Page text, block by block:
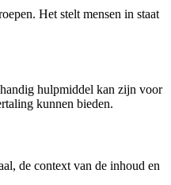
Het stelt mensen in staat
hulpmiddel kan zijn voor
kunnen bieden.
de context van de inhoud en